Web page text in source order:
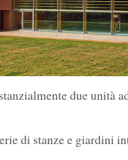
due unità
di stanze e giardini